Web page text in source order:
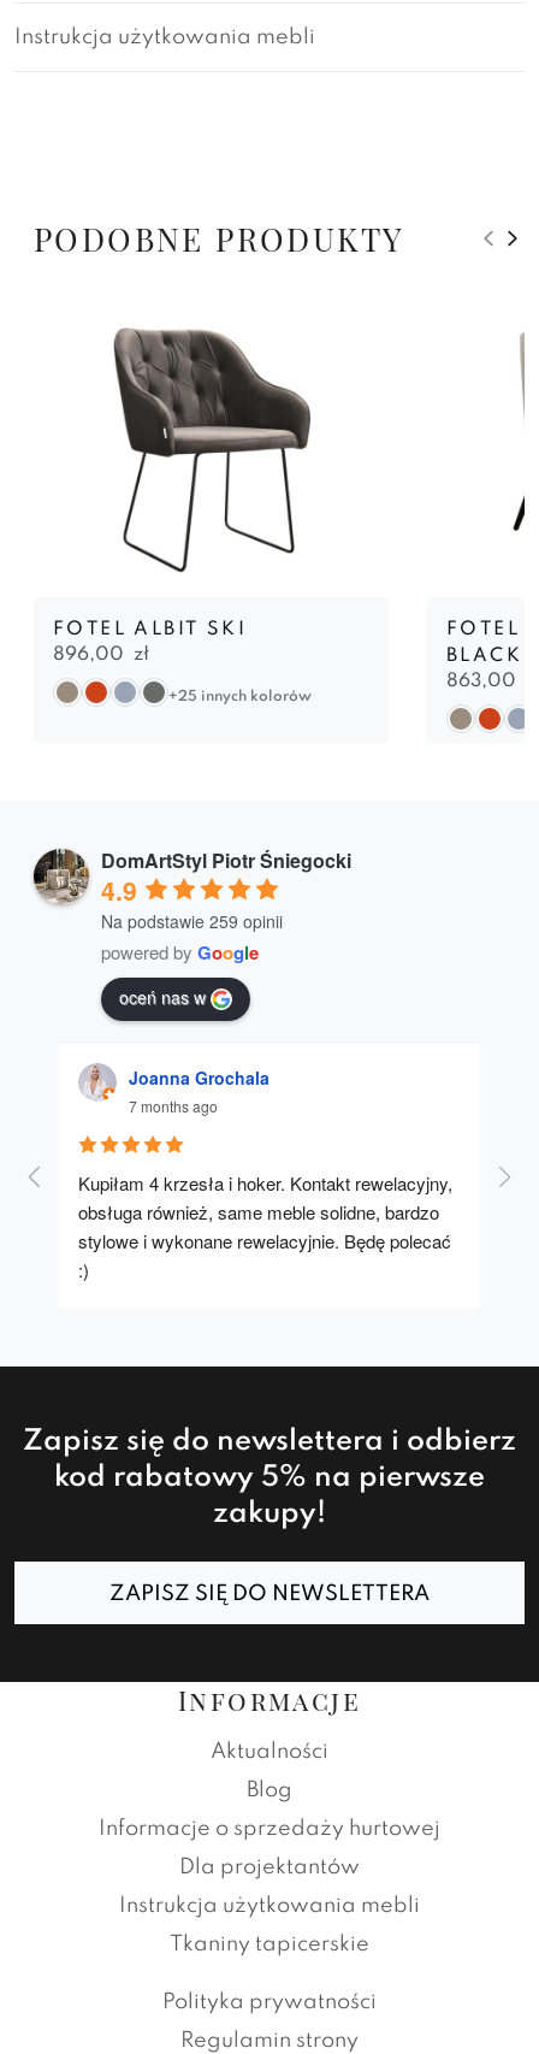
Instrukcja użytkowania mebli
PODOBNE PRODUKTY
FOTEL ALBIT SKI
896,00 zł
+25 innych kolorów
FOTEL
BLACK
863,00
DomArtStyl Piotr Śniegocki
4.9
Na podstawie 259 opinii
powered by Google
oceń nas w
Joanna Grochala
7 months ago
Kupiłam 4 krzesła i hoker. Kontakt rewelacyjny,
obsługa również, same meble solidne, bardzo
stylowe i wykonane rewelacyjnie. Będę polecać
:)
A
Zapisz się do newslettera i odbierz
kod rabatowy 5% na pierwsze
zakupy!
ZAPISZ SIĘ DO NEWSLETTERA
Informacje
Aktualności
Blog
Informacje o sprzedaży hurtowej
Dla projektantów
Instrukcja użytkowania mebli
Tkaniny tapicerskie
Polityka prywatności
Regulamin strony